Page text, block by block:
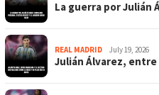
La guerra por Julián
REAL MADRID July 19, 2026
Julián Álvarez,